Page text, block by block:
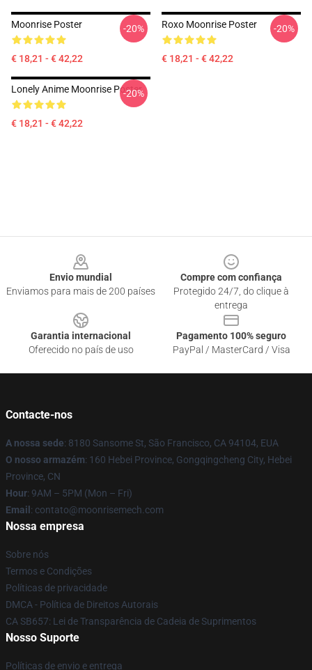
Moonrise Poster
€ 18,21 - € 42,22
-20% Roxo Moonrise Poster
€ 18,21 - € 42,22
-20%
Lonely Anime Moonrise Poster
€ 18,21 - € 42,22
-20%
Envio mundial
Enviamos para mais de 200 países
Compre com confiança
Protegido 24/7, do clique à
entrega
Garantia internacional
Oferecido no país de uso
Pagamento 100% seguro
PayPal / MasterCard / Visa
Contacte-nos
A nossa sede: 8180 Sansome St, São Francisco, CA 94104, EUA
O nosso armazém: 160 Hebei Province, Gongqingcheng City, Hebei
Province, CN
Hour: 9AM – 5PM (Mon – Fri)
Email : contato@moonrisemech.com
Nossa empresa
Sobre nós
Termos e Condições
Políticas de privacidade
DMCA - Política de Direitos Autorais
CA SB657: Lei de Transparência de Cadeia de Suprimentos
Nosso Suporte
Políticas de envio e entrega